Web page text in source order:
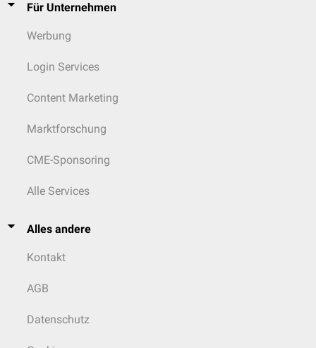
Für Unternehmen
Werbung
Login Services
Content Marketing
Marktforschung
CME-Sponsoring
Alle Services
Alles andere
Kontakt
AGB
Datenschutz